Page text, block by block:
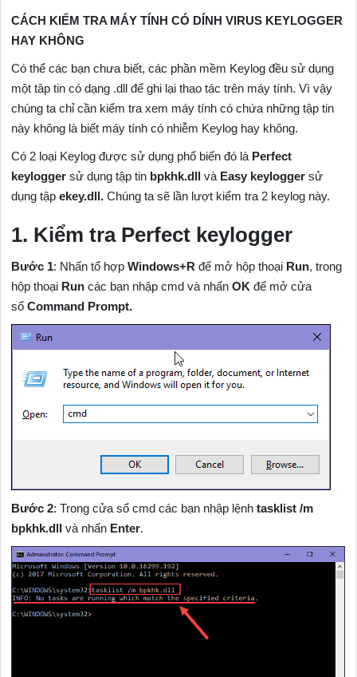
CÁCH KIỂM TRA MÁY TÍNH CÓ DÍNH VIRUS KEYLOGGER
HAY KHÔNG
Có thể các bạn chưa biết, các phần mềm Keylog đều sử dụng
một tâp tin có dạng .dll để ghi lại thao tác trên máy tính. Vì vậy
chúng ta chỉ cần kiểm tra xem máy tính có chứa những tập tin
này không là biết máy tính có nhiễm Keylog hay không.
Có 2 loại Keylog được sử dụng phổ biến đó là Perfect
keylogger sử dụng tập tin bpkhk.dll và Easy keylogger sử
dụng tậpekey.dll.Chúng ta sẽ lần lượt kiểm tra 2 keylog này.
1. Kiểm tra Perfect keylogger
Bước 1: Nhấn tổ hợpWindows+R để mở hộp thoại Run, trong
hộp thoại Run các bạn nhập cmd và nhấnOK để mở cửa
sổCommand Prompt.
Bước 2: Trong cửa sổ cmd các bạn nhập lệnhtasklist /m
bpkhk.dll và nhấn Enter.